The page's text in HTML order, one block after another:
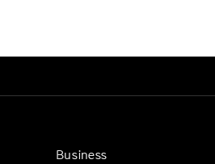
Business